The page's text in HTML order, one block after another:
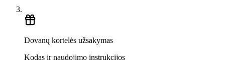
Dovanų kortelės užsakymas
Kodas ir naudojimo instrukcijos